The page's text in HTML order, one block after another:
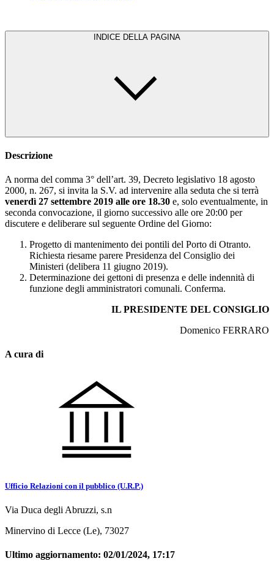
INDICE DELLA PAGINA
Descrizione
A norma del comma 3° dell’art. 39, Decreto legislativo 18 agosto
2000, n. 267, si invita la S.V. ad intervenire alla seduta che si terrà
venerdì 27 settembre 2019 alle ore 18.30 e, solo eventualmente, in
seconda convocazione, il giorno successivo alle ore 20:00 per
discutere e deliberare sul seguente Ordine del Giorno:
Progetto di mantenimento dei pontili del Porto di Otranto.
Richiesta riesame parere Presidenza del Consiglio dei
Ministeri (delibera 11 giugno 2019).
Determinazione dei gettoni di presenza e delle indennità di
funzione degli amministratori comunali. Conferma.
IL PRESIDENTE DEL CONSIGLIO
Domenico FERRARO
A cura di
Ufficio Relazioni con il pubblico (U.R.P.)
Via Duca degli Abruzzi, s.n
Minervino di Lecce (Le), 73027
Ultimo aggiornamento: 02/01/2024, 17:17